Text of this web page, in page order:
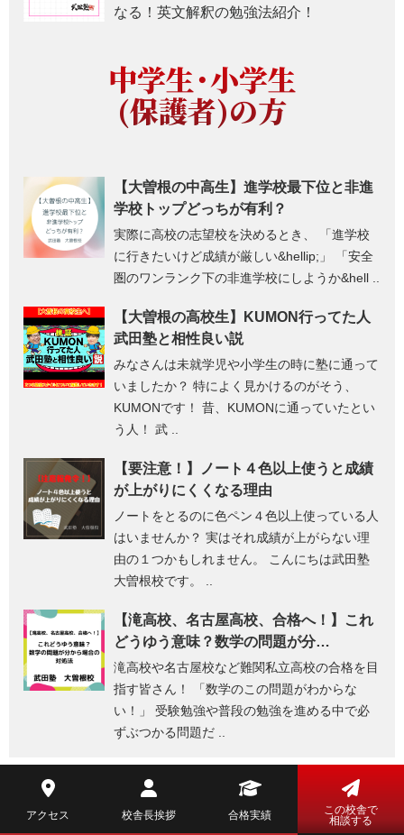
なる！英文解釈の勉強法紹介！
中学生・小学生
(保護者)の方
【大曽根の中高生】進学校最下位と非進
学校トップどっちが有利？
実際に高校の志望校を決めるとき、 「進学校
に行きたいけど成績が厳しい&hellip;」 「安全
圏のワンランク下の非進学校にしようか&hell ..
【大曽根の高校生】KUMON行ってた人
武田塾と相性良い説
みなさんは未就学児や小学生の時に塾に通って
いましたか？ 特によく見かけるのがそう、
KUMONです！ 昔、KUMONに通っていたとい
う人！ 武 ..
【要注意！】ノート４色以上使うと成績
が上がりにくくなる理由
ノートをとるのに色ペン４色以上使っている人
はいませんか？ 実はそれ成績が上がらない理
由の１つかもしれません。 こんにちは武田塾
大曽根校です。 ..
【滝高校、名古屋高校、合格へ！】これ
どうゆう意味？数学の問題が分…
滝高校や名古屋校など難関私立高校の合格を目
指す皆さん！ 「数学のこの問題がわからな
い！」 受験勉強や普段の勉強を進める中で必
ずぶつかる問題だ ..
アクセス 校舎長挨拶 合格実績
この校舎で
相談する